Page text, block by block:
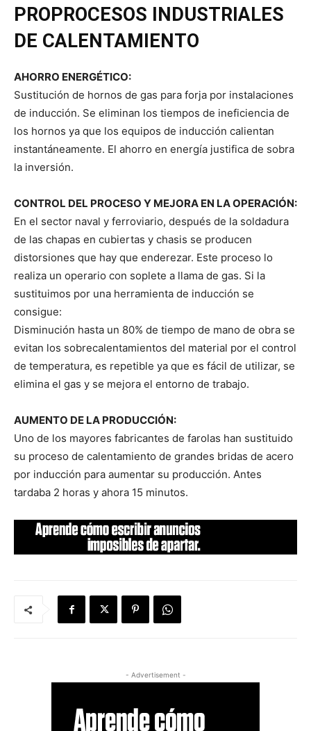
PROPROCESOS INDUSTRIALES
DE CALENTAMIENTO
AHORRO ENERGÉTICO:
Sustitución de hornos de gas para forja por instalaciones
de inducción. Se eliminan los tiempos de ineficiencia de
los hornos ya que los equipos de inducción calientan
instantáneamente. El ahorro en energía justifica de sobra
la inversión.
CONTROL DEL PROCESO Y MEJORA EN LA OPERACIÓN:
En el sector naval y ferroviario, después de la soldadura
de las chapas en cubiertas y chasis se producen
distorsiones que hay que enderezar. Este proceso lo
realiza un operario con soplete a llama de gas. Si la
sustituimos por una herramienta de inducción se
consigue:
Disminución hasta un 80% de tiempo de mano de obra se
evitan los sobrecalentamientos del material por el control
de temperatura, es repetible ya que es fácil de utilizar, se
elimina el gas y se mejora el entorno de trabajo.
AUMENTO DE LA PRODUCCIÓN:
Uno de los mayores fabricantes de farolas han sustituido
su proceso de calentamiento de grandes bridas de acero
por inducción para aumentar su producción. Antes
tardaba 2 horas y ahora 15 minutos.
- Advertisement -